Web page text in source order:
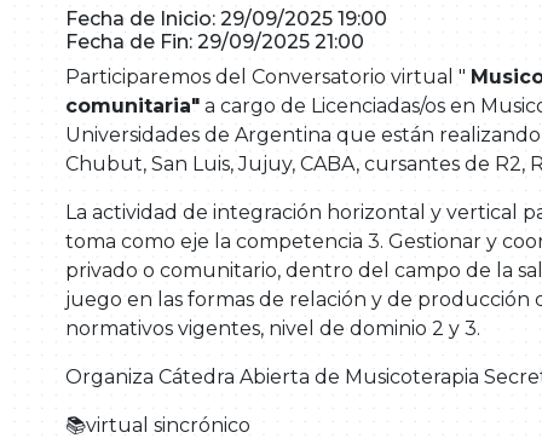
Fecha de Inicio: 29/09/2025 19:00
Fecha de Fin: 29/09/2025 21:00
Participaremos del Conversatorio virtual "
comunitaria"a cargo de Licenciadas/os en
Universidades de Argentina que están
Chubut, San Luis, Jujuy, CABA, cursantes de R2,
La actividad de integración horizontal y vertical
toma como eje la competencia 3. Gestionar y
privado o comunitario, dentro del campo de la
juego en las formas de relación y de producción
normativos vigentes, nivel de dominio 2 y 3.
Organiza Cátedra Abierta de Musicoterapia
📚virtual sincrónico